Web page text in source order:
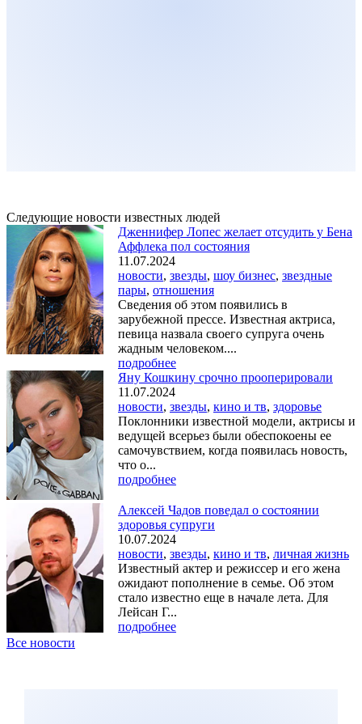
Следующие новости известных людей
Дженнифер Лопес желает отсудить у Бена
Аффлека пол состояния
11.07.2024
новости, звезды, шоу бизнес, звездные
пары, отношения
Сведения об этом появились в
зарубежной прессе. Известная актриса,
певица назвала своего супруга очень
жадным человеком....
подробнее
Яну Кошкину срочно прооперировали
11.07.2024
новости, звезды, кино и тв, здоровье
Поклонники известной модели, актрисы и
ведущей всерьез были обеспокоены ее
самочувствием, когда появилась новость,
что о...
подробнее
Алексей Чадов поведал о состоянии
здоровья супруги
10.07.2024
новости, звезды, кино и тв, личная жизнь
Известный актер и режиссер и его жена
ожидают пополнение в семье. Об этом
стало известно еще в начале лета. Для
Лейсан Г...
подробнее
Все новости